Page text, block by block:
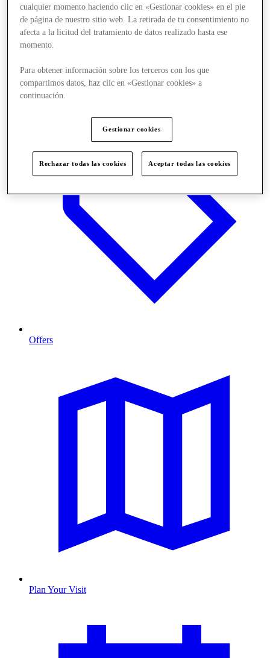
Stores
Offers
Plan Your Visit
cualquier momento haciendo clic en «Gestionar cookies» en el pie
de página de nuestro sitio web. La retirada de tu consentimiento no
afecta a la licitud del tratamiento de datos realizado hasta ese
momento.
Para obtener información sobre los terceros con los que
compartimos datos, haz clic en «Gestionar cookies» a
continuación.
Gestionar cookies
Rechazar todas las cookies Aceptar todas las cookies